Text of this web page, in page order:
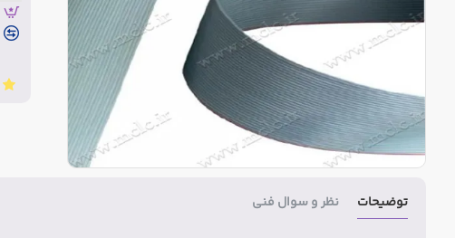
توضیحات نظر و سوال فنی